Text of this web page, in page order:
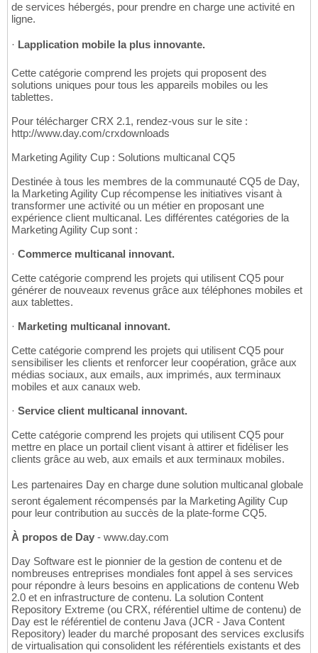
de services hébergés, pour prendre en charge une activité en
ligne.
· Lapplication mobile la plus innovante.
Cette catégorie comprend les projets qui proposent des
solutions uniques pour tous les appareils mobiles ou les
tablettes.
Pour télécharger CRX 2.1, rendez-vous sur le site :
http://www.day.com/crxdownloads
Marketing Agility Cup : Solutions multicanal CQ5
Destinée à tous les membres de la communauté CQ5 de Day,
la Marketing Agility Cup récompense les initiatives visant à
transformer une activité ou un métier en proposant une
expérience client multicanal. Les différentes catégories de la
Marketing Agility Cup sont :
· Commerce multicanal innovant.
Cette catégorie comprend les projets qui utilisent CQ5 pour
générer de nouveaux revenus grâce aux téléphones mobiles et
aux tablettes.
· Marketing multicanal innovant.
Cette catégorie comprend les projets qui utilisent CQ5 pour
sensibiliser les clients et renforcer leur coopération, grâce aux
médias sociaux, aux emails, aux imprimés, aux terminaux
mobiles et aux canaux web.
· Service client multicanal innovant.
Cette catégorie comprend les projets qui utilisent CQ5 pour
mettre en place un portail client visant à attirer et fidéliser les
clients grâce au web, aux emails et aux terminaux mobiles.
Les partenaires Day en charge dune solution multicanal globale
seront également récompensés par la Marketing Agility Cup
pour leur contribution au succès de la plate-forme CQ5.
À propos de Day - www.day.com
Day Software est le pionnier de la gestion de contenu et de
nombreuses entreprises mondiales font appel à ses services
pour répondre à leurs besoins en applications de contenu Web
2.0 et en infrastructure de contenu. La solution Content
Repository Extreme (ou CRX, référentiel ultime de contenu) de
Day est le référentiel de contenu Java (JCR - Java Content
Repository) leader du marché proposant des services exclusifs
de virtualisation qui consolident les référentiels existants et des